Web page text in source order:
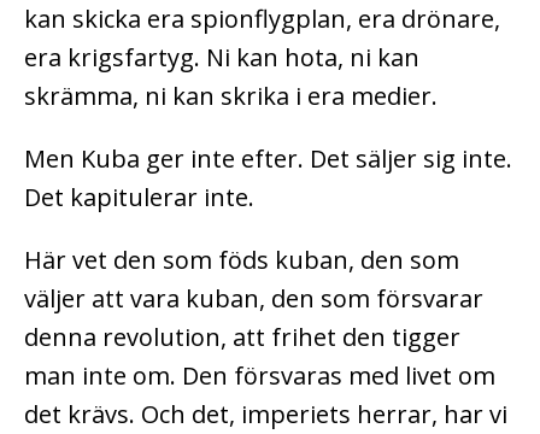
kan skicka era spionflygplan, era drönare,
era krigsfartyg. Ni kan hota, ni kan
skrämma, ni kan skrika i era medier.
Men Kuba ger inte efter. Det säljer sig inte.
Det kapitulerar inte.
Här vet den som föds kuban, den som
väljer att vara kuban, den som försvarar
denna revolution, att frihet den tigger
man inte om. Den försvaras med livet om
det krävs. Och det, imperiets herrar, har vi